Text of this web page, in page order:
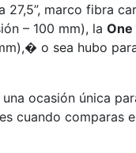
27,5”, marco fibra
– 100 mm), la One
o sea hubo
ocasión única
cuando comparas